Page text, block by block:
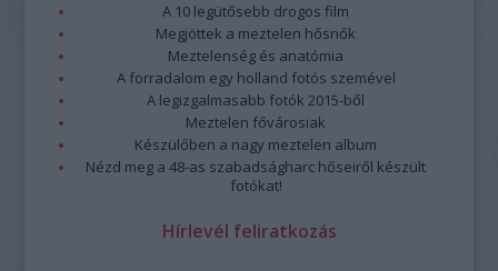
A 10 legütősebb drogos film
Megjöttek a meztelen hősnők
Meztelenség és anatómia
A forradalom egy holland fotós szemével
A legizgalmasabb fotók 2015-ből
Meztelen fővárosiak
Készülőben a nagy meztelen album
Nézd meg a 48-as szabadságharc hőseiről készült
fotókat!
Hírlevél feliratkozás